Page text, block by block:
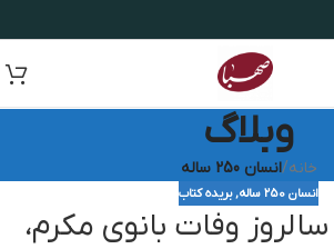
وبلاگ
خانه/انسان 250 ساله
انسان 250 ساله ,بریده کتاب
وفات بانوی مکرم،